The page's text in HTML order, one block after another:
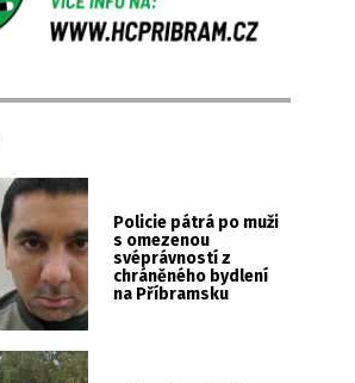
Policie pátrá po muži
s omezenou
svéprávností z
chráněného bydlení
na Příbramsku